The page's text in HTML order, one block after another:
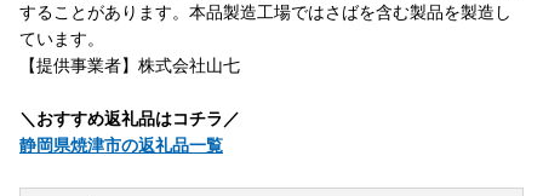
することがあります。本品製造工場ではさばを含む製品を製造し
ています。
【提供事業者】株式会社山七
＼おすすめ返礼品はコチラ／
静岡県焼津市の返礼品一覧